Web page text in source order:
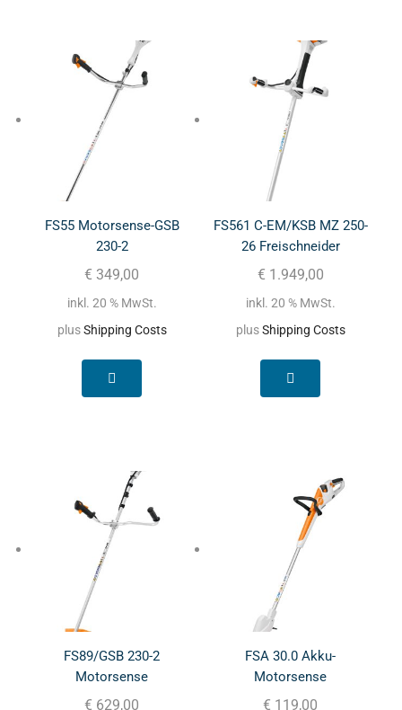
FS55 Motorsense-GSB
230-2
€ 349,00
inkl. 20 % MwSt.
plusShipping Costs
FS561 C-EM/KSB MZ 250-
26 Freischneider
€ 1.949,00
inkl. 20 % MwSt.
plusShipping Costs
FS89/GSB 230-2
Motorsense
€ 629,00
FSA 30.0 Akku-
Motorsense
€ 119,00